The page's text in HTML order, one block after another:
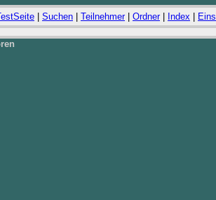
Suchen Teilnehmer| Ordner| Index